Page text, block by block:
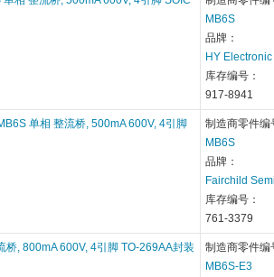
MB6S
品牌：
HY
库存编号：
917-8941
单相 整流桥, 500mA 600V, 4引脚
制造商零件编
MB6S
品牌：
Fairchild
库存编号：
761-3379
桥, 800mA 600V, 4引脚 TO-269AA封装
制造商零件编
MB6S-E3